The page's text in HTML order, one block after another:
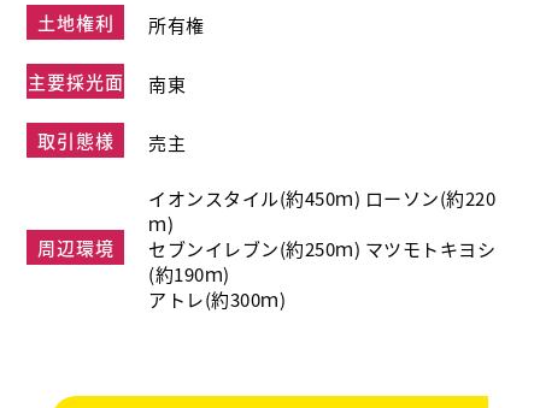
土地権利 所有権
主要採光面 南東
取引態様 売主
周辺環境
イオンスタイル(約450ｍ) ローソン(約220
ｍ)
セブンイレブン(約250ｍ) マツモトキヨシ
(約190ｍ)
アトレ(約300ｍ)